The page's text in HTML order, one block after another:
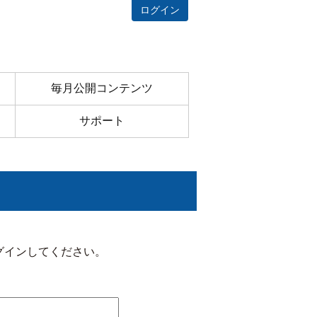
ログイン
毎月公開コンテンツ
サポート
ンしてください。